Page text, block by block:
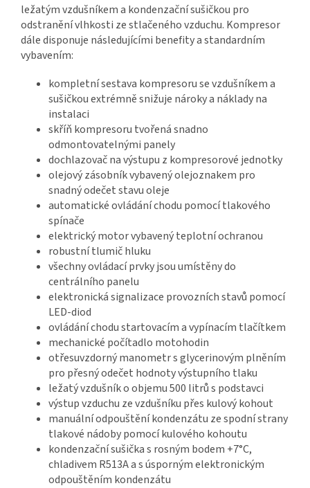
ležatým vzdušníkem a kondenzační sušičkou pro
odstranění vlhkosti ze stlačeného vzduchu. Kompresor
dále disponuje následujícími benefity a standardním
vybavením:
kompletní sestava kompresoru se vzdušníkem a
sušičkou extrémně snižuje nároky a náklady na
instalaci
skříň kompresoru tvořená snadno
odmontovatelnými panely
dochlazovač na výstupu z kompresorové jednotky
olejový zásobník vybavený olejoznakem pro
snadný odečet stavu oleje
automatické ovládání chodu pomocí tlakového
spínače
elektrický motor vybavený teplotní ochranou
robustní tlumič hluku
všechny ovládací prvky jsou umístěny do
centrálního panelu
elektronická signalizace provozních stavů pomocí
LED-diod
ovládání chodu startovacím a vypínacím tlačítkem
mechanické počítadlo motohodin
otřesuvzdorný manometr s glycerinovým plněním
pro přesný odečet hodnoty výstupního tlaku
ležatý vzdušník o objemu 500 litrů s podstavci
výstup vzduchu ze vzdušníku přes kulový kohout
manuální odpouštění kondenzátu ze spodní strany
tlakové nádoby pomocí kulového kohoutu
kondenzační sušička s rosným bodem +7°C,
chladivem R513A a s úsporným elektronickým
odpouštěním kondenzátu